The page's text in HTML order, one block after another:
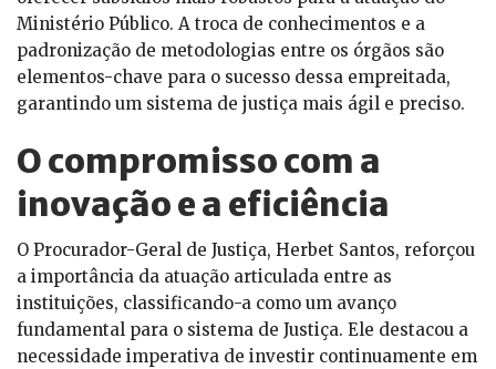
Ministério Público. A troca de conhecimentos e a
padronização de metodologias entre os órgãos são
elementos-chave para o sucesso dessa empreitada,
garantindo um sistema de justiça mais ágil e preciso.
O compromisso com a
inovação e a eficiência
O Procurador-Geral de Justiça, Herbet Santos, reforçou
a importância da atuação articulada entre as
instituições, classificando-a como um avanço
fundamental para o sistema de Justiça. Ele destacou a
necessidade imperativa de investir continuamente em